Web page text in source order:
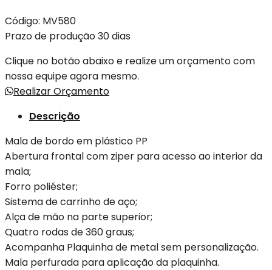
Código: MV580
Prazo de produção 30 dias
Clique no botão abaixo e realize um orçamento com
nossa equipe agora mesmo.
Realizar Orçamento
Descrição
Mala de bordo em plástico PP
Abertura frontal com ziper para acesso ao interior da
mala;
Forro poliéster;
Sistema de carrinho de aço;
Alça de mão na parte superior;
Quatro rodas de 360 graus;
Acompanha Plaquinha de metal sem personalização.
Mala perfurada para aplicação da plaquinha.